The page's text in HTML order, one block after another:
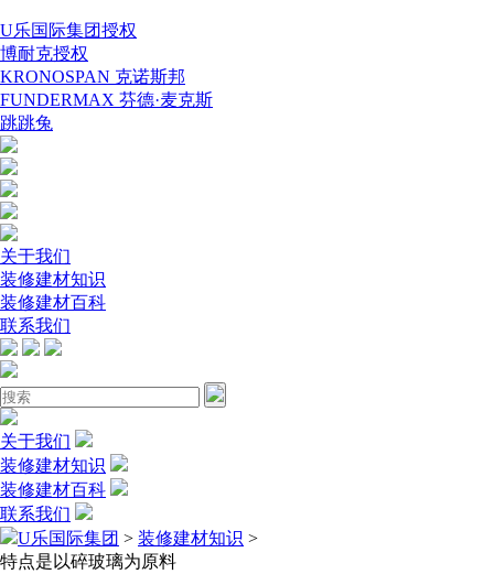
U乐国际集团授权
博耐克授权
KRONOSPAN 克诺斯邦
FUNDERMAX 芬德·麦克斯
跳跳兔
关于我们
装修建材知识
装修建材百科
联系我们
关于我们
装修建材知识
装修建材百科
联系我们
U乐国际集团 > 装修建材知识 >
特点是以碎玻璃为原料